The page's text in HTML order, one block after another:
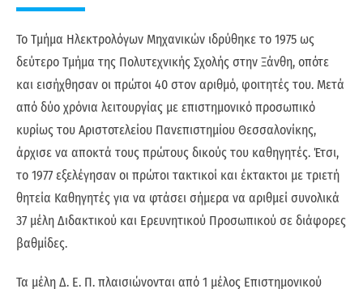
Το Τμήμα Ηλεκτρολόγων Μηχανικών ιδρύθηκε το 1975 ως
δεύτερο Τμήμα της Πολυτεχνικής Σχολής στην Ξάνθη, οπότε
και εισήχθησαν οι πρώτοι 40 στον αριθμό, φοιτητές του. Μετά
από δύο χρόνια λειτουργίας με επιστημονικό προσωπικό
κυρίως του Αριστοτελείου Πανεπιστημίου Θεσσαλονίκης,
άρχισε να αποκτά τους πρώτους δικούς του καθηγητές. Έτσι,
το 1977 εξελέγησαν οι πρώτοι τακτικοί και έκτακτοι με τριετή
θητεία Καθηγητές για να φτάσει σήμερα να αριθμεί συνολικά
37 μέλη Διδακτικού και Ερευνητικού Προσωπικού σε διάφορες
βαθμίδες.
Τα μέλη Δ. Ε. Π. πλαισιώνονται από 1 μέλος Επιστημονικού